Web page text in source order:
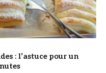
: l’astuce pour un